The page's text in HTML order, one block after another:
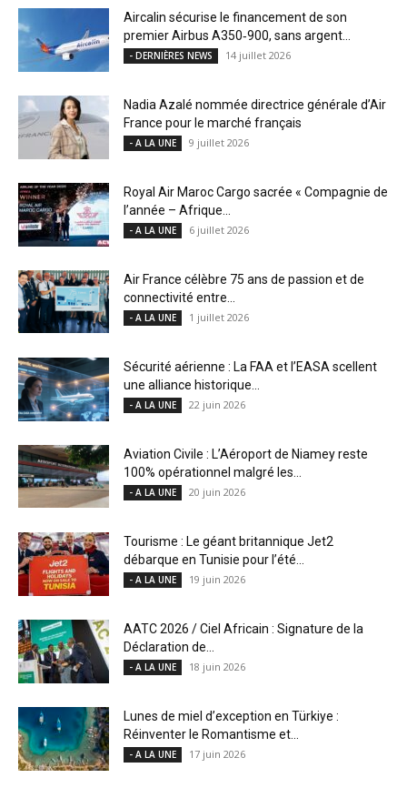
Aircalin sécurise le financement de son
premier Airbus A350‑900, sans argent...
- DERNIÈRES NEWS 14 juillet 2026
Nadia Azalé nommée directrice générale d’Air
France pour le marché français
- A LA UNE 9 juillet 2026
Royal Air Maroc Cargo sacrée « Compagnie de
l’année – Afrique...
- A LA UNE 6 juillet 2026
Air France célèbre 75 ans de passion et de
connectivité entre...
- A LA UNE 1 juillet 2026
Sécurité aérienne : La FAA et l’EASA scellent
une alliance historique...
- A LA UNE 22 juin 2026
Aviation Civile : L’Aéroport de Niamey reste
100% opérationnel malgré les...
- A LA UNE 20 juin 2026
Tourisme : Le géant britannique Jet2
débarque en Tunisie pour l’été...
- A LA UNE 19 juin 2026
AATC 2026 / Ciel Africain : Signature de la
Déclaration de...
- A LA UNE 18 juin 2026
Lunes de miel d’exception en Türkiye :
Réinventer le Romantisme et...
- A LA UNE 17 juin 2026